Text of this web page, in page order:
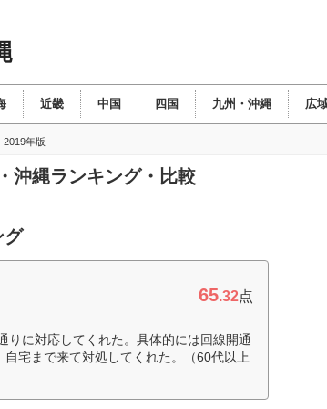
近畿 中国 四国 九州・沖縄 広
2019年版
沖縄ランキング・比較
グ
65.32点
りに対応してくれた。具体的には回線開通
宅まで来て対処してくれた。（60代以上